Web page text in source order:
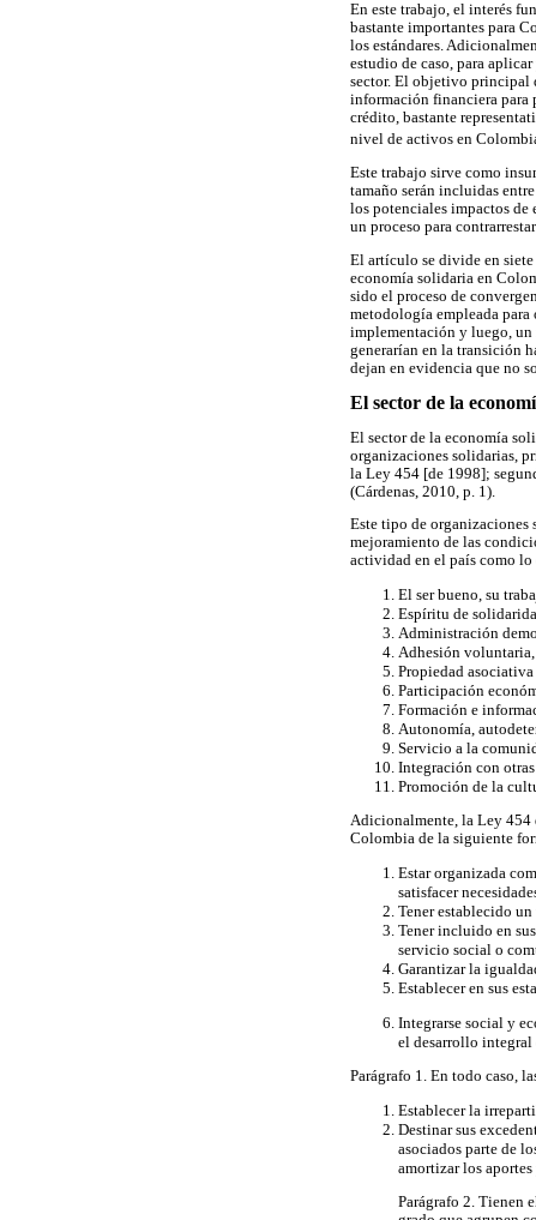
En este trabajo, el interés
bastante importantes para
los estándares.
estudio de caso, para
sector. El objetivo principal
información financiera para
crédito, bastante
nivel de activos en
Este trabajo sirve como
tamaño serán incluidas
los potenciales impactos de
un proceso para
El artículo se divide en
economía solidaria en
sido el proceso de
metodología empleada
implementación y luego, un
generarían en la transición
dejan en evidencia que no
El sector de la
El sector de la economía
organizaciones solidarias,
la Ley 454 [de 1998];
(Cárdenas, 2010, p. 1).
Este tipo de organizaciones
mejoramiento de las
actividad en el país como
El ser bueno, su
Espíritu de
Administración
Adhesión
Propiedad
Participación
Formación e
Autonomía,
Servicio a la
Integración con
Promoción de la
Adicionalmente, la Ley 454
Colombia de la siguiente
Estar organizada
satisfacer
Tener establecido
Tener incluido en
servicio social o
Garantizar la
Establecer en sus
Integrarse social y
el desarrollo integral
Parágrafo 1. En todo caso,
Establecer la
Destinar sus
asociados parte de
amortizar los
Parágrafo 2. Tienen